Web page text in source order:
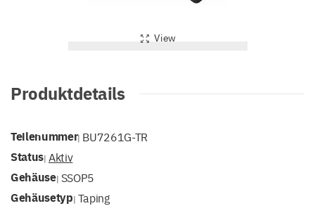
View
Produktdetails
Teilenummer| BU7261G-TR
Status| Aktiv
Gehäuse| SSOP5
Gehäusetyp| Taping